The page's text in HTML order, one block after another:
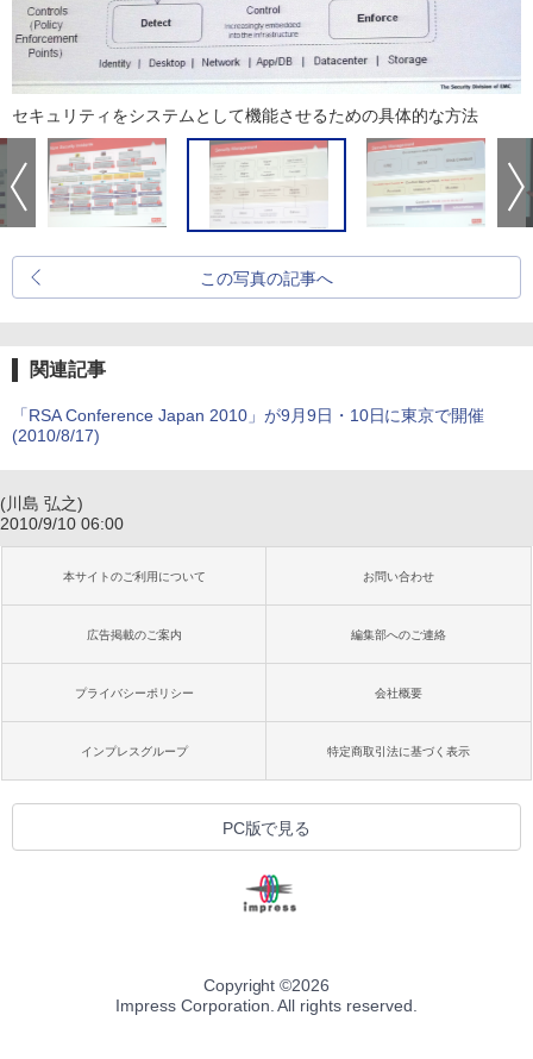
セキュリティをシステムとして機能させるための具体的な方法
この写真の記事へ
関連記事
「RSA Conference Japan 2010」が9月9日・10日に東京で開催
(2010/8/17)
(川島 弘之)
2010/9/10 06:00
本サイトのご利用について お問い合わせ
広告掲載のご案内 編集部へのご連絡
プライバシーポリシー 会社概要
インプレスグループ 特定商取引法に基づく表示
PC版で見る
Copyright ©2026
Impress Corporation. All rights reserved.